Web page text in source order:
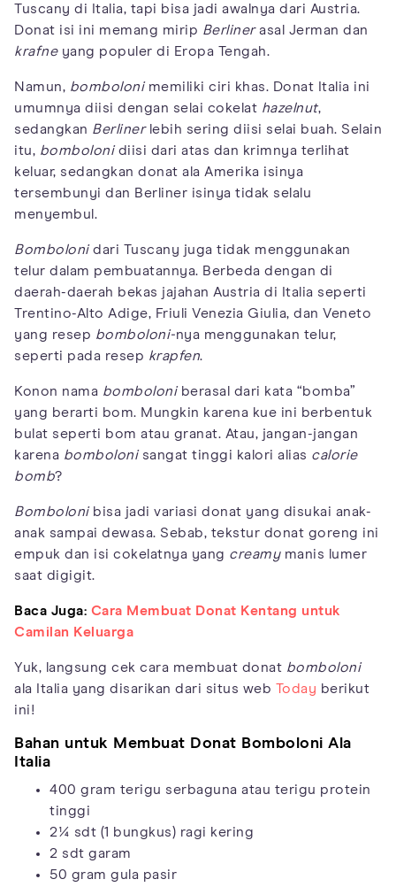
Tuscany di Italia, tapi bisa jadi awalnya dari Austria.
Donat isi ini memang mirip Berlinerasal Jerman dan
krafneyang populer di Eropa Tengah.
Namun, bombolonimemiliki ciri khas. Donat Italia ini
umumnya diisi dengan selai cokelat hazelnut,
sedangkan Berlinerlebih sering diisi selai buah. Selain
itu, bombolonidiisi dari atas dan krimnya terlihat
keluar, sedangkan donat ala Amerika isinya
tersembunyi dan Berliner isinya tidak selalu
menyembul.
Bombolonidari Tuscany juga tidak menggunakan
telur dalam pembuatannya. Berbeda dengan di
daerah-daerah bekas jajahan Austria di Italia seperti
Trentino-Alto Adige, Friuli Venezia Giulia, dan Veneto
yang resep bomboloni-nya menggunakan telur,
seperti pada resep krapfen.
Konon nama bomboloniberasal dari kata “bomba”
yang berarti bom. Mungkin karena kue ini berbentuk
bulat seperti bom atau granat. Atau, jangan-jangan
karena bombolonisangat tinggi kalori alias calorie
bomb?
Bombolonibisa jadi variasi donat yang disukai anak-
anak sampai dewasa. Sebab, tekstur donat goreng ini
empuk dan isi cokelatnya yang creamymanis lumer
saat digigit.
Baca Juga: Cara Membuat Donat Kentang untuk
Camilan Keluarga
Yuk, langsung cek cara membuat donat bomboloni
ala Italia yang disarikan dari situs web Today berikut
ini!
Bahan untuk Membuat Donat Bomboloni Ala
Italia
400 gram terigu serbaguna atau terigu protein
tinggi
2¼ sdt (1 bungkus) ragi kering
2 sdt garam
50 gram gula pasir